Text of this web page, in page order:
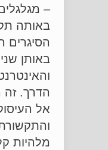
–
באותה
הסיגרים
באותן
הדרך. זה
אל
מלהיות